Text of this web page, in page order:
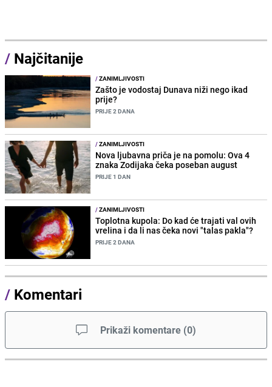
/ Najčitanije
/ZANIMLJIVOSTI
Zašto je vodostaj Dunava niži nego ikad
prije?
PRIJE 2 DANA
/ZANIMLJIVOSTI
Nova ljubavna priča je na pomolu: Ova 4
znaka Zodijaka čeka poseban august
PRIJE 1 DAN
/ZANIMLJIVOSTI
Toplotna kupola: Do kad će trajati val ovih
vrelina i da li nas čeka novi "talas pakla"?
PRIJE 2 DANA
/ Komentari
Prikaži komentare (0)